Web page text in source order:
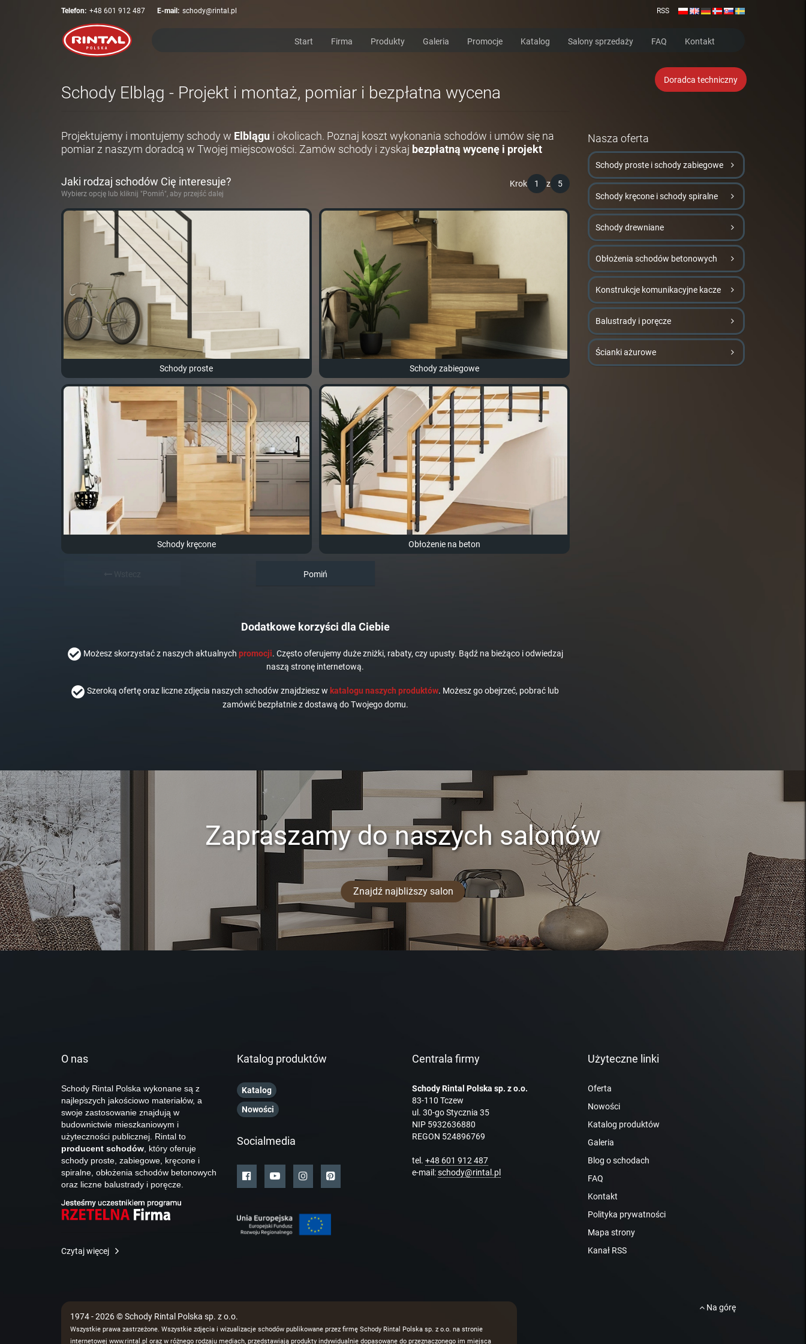
Telefon: +48 601 912 487 E-mail: schody@rintal.pl RSS
Start Firma Produkty Galeria Promocje Katalog Salony sprzedaży FAQ Kontakt
Doradca techniczny
Schody Elbląg - Projekt i montaż, pomiar i bezpłatna wycena
Projektujemy i montujemy schody w Elblągu i okolicach. Poznaj koszt wykonania schodów i umów się na
pomiar z naszym doradcą w Twojej miejscowości. Zamów schody i zyskaj bezpłatną wycenę i projekt
Krok 1 z 5
Jaki rodzaj schodów Cię interesuje?
Wybierz opcję lub kliknij "Pomiń", aby przejść dalej
Schody proste Schody zabiegowe
Schody kręcone Obłożenie na beton
Pomiń
Dodatkowe korzyści dla Ciebie
Możesz skorzystać z naszych aktualnych promocji. Często oferujemy duże zniżki, rabaty, czy upusty. Bądź na bieżąco i odwiedzaj
naszą stronę internetową.
Szeroką ofertę oraz liczne zdjęcia naszych schodów znajdziesz w katalogu naszych produktów. Możesz go obejrzeć, pobrać lub
zamówić bezpłatnie z dostawą do Twojego domu.
Nasza oferta
Schody proste i schody zabiegowe
Schody kręcone i schody spiralne
Schody drewniane
Obłożenia schodów betonowych
Konstrukcje komunikacyjne kacze
Balustrady i poręcze
Ścianki ażurowe
Zapraszamy do naszych salonów
Znajdź najbliższy salon
O nas
Schody Rintal Polska wykonane są z
najlepszych jakościowo materiałów, a
swoje zastosowanie znajdują w
budownictwie mieszkaniowym i
użyteczności publicznej. Rintal to
producent schodów , który oferuje
schody proste, zabiegowe, kręcone i
spiralne, obłożenia schodów betonowych
oraz liczne balustrady i poręcze.
Czytaj więcej
Katalog produktów
Katalog
Nowości
Socialmedia
Centrala firmy
Schody Rintal Polska sp. z o.o.
83-110 Tczew
ul. 30-go Stycznia 35
NIP 5932636880
REGON 524896769
tel. +48 601 912 487
e-mail:schody@rintal.pl
Użyteczne linki
Oferta
Nowości
Katalog produktów
Galeria
Blog o schodach
FAQ
Kontakt
Polityka prywatności
Mapa strony
Kanał RSS
1974 - 2026 © Schody Rintal Polska sp. z o.o.
Wszystkie prawa zastrzeżone. Wszystkie zdjęcia i wizualizacje schodów publikowane przez firmę Schody Rintal Polska sp. z o.o. na stronie
internetowej www.rintal.pl oraz w różnego rodzaju mediach, przedstawiają produkty indywidualnie dopasowane do przeznaczonego im miejsca
Na górę